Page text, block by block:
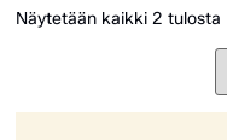
Näytetään kaikki 2 tulosta